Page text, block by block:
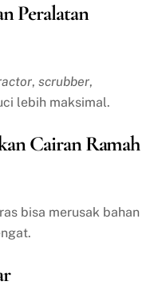
Peralatan
,scrubber,
lebih maksimal.
Cairan Ramah
bisa merusak bahan